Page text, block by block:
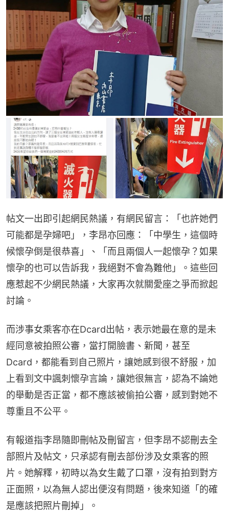
帖文一出即引起網民熱議，有網民留言：「也許她們
可能都是孕婦吧」，李昂亦回應：「中學生，這個時
候懷孕倒是很恭喜」、「而且兩個人一起懷孕？如果
懷孕的也可以告訴我，我絕對不會為難他」。這些回
應惹起不少網民熱議，大家再次就關愛座之爭而掀起
討論。
而涉事女乘客亦在Dcard出帖，表示她最在意的是未
經同意被拍照公審，當打開臉書、新聞，甚至
Dcard，都能看到自己照片，讓她感到很不舒服，加
上看到文中諷刺懷孕言論，讓她很無言，認為不論她
的舉動是否正當，都不應該被偷拍公審，感到對她不
尊重且不公平。
有報道指李昂隨即刪帖及刪留言，但李昂不認刪去全
部照片及帖文，只承認有刪去部份涉及女乘客的照
片。她解釋，初時以為女生戴了口罩，沒有拍到對方
正面照，以為無人認出便沒有問題，後來知道「的確
是應該把照片刪掉」。